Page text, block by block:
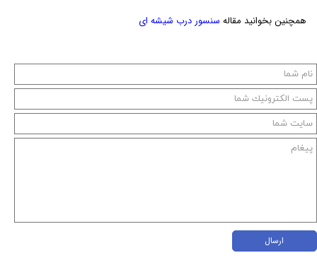
همچنین بخوانید مقاله سنسور درب شیشه ای
ارسال